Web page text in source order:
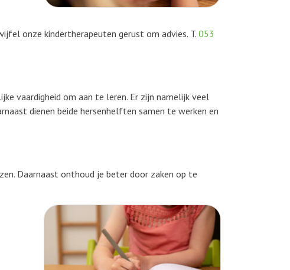
onze kindertherapeuten gerust om advies. T. 053
vaardigheid om aan te leren. Er zijn namelijk veel
dienen beide hersenhelften samen te werken en
Daarnaast onthoud je beter door zaken op te